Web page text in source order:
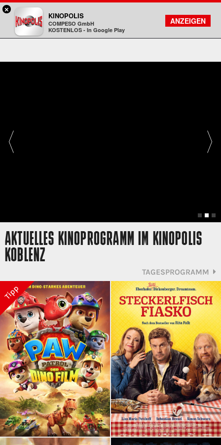
Kinopolis
FILMSUCHE
KONTO
AKTUELLES KINOPROGRAMM IM KINOPOLIS
KOBLENZ
TAGESPROGRAMM
Tipp
×
KINOPOLIS
COMPESO GmbH
KOSTENLOS - In Google Play
ANZEIGEN